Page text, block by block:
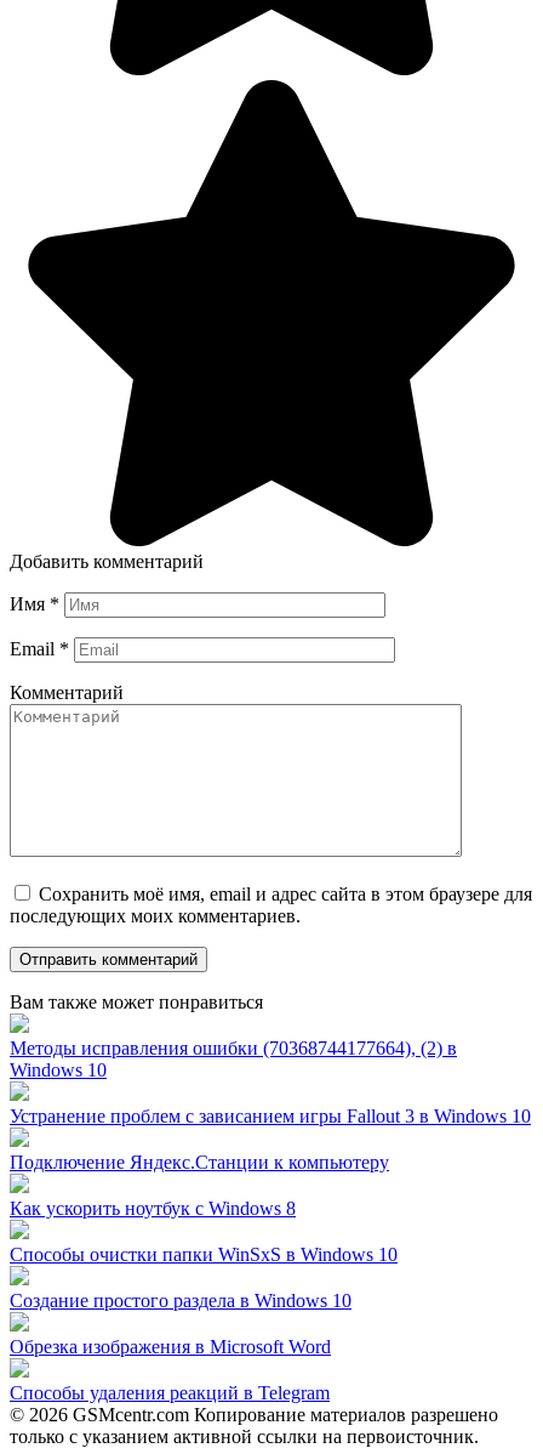
Добавить комментарий
Имя *
Email *
Комментарий
Сохранить моё имя, email и адрес сайта в этом браузере для
последующих моих комментариев.
Вам также может понравиться
Методы исправления ошибки (70368744177664), (2) в
Windows 10
Устранение проблем с зависанием игры Fallout 3 в Windows 10
Подключение Яндекс.Станции к компьютеру
Как ускорить ноутбук с Windows 8
Способы очистки папки WinSxS в Windows 10
Создание простого раздела в Windows 10
Обрезка изображения в Microsoft Word
Способы удаления реакций в Telegram
© 2026 GSMcentr.com Копирование материалов разрешено
только с указанием активной ссылки на первоисточник.